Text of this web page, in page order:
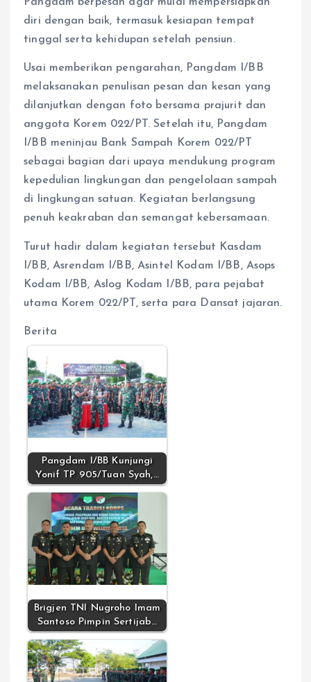
Pangdam berpesan agar mulai mempersiapkan
diri dengan baik, termasuk kesiapan tempat
tinggal serta kehidupan setelah pensiun.
Usai memberikan pengarahan, Pangdam I/BB
melaksanakan penulisan pesan dan kesan yang
dilanjutkan dengan foto bersama prajurit dan
anggota Korem 022/PT. Setelah itu, Pangdam
I/BB meninjau Bank Sampah Korem 022/PT
sebagai bagian dari upaya mendukung program
kepedulian lingkungan dan pengelolaan sampah
di lingkungan satuan. Kegiatan berlangsung
penuh keakraban dan semangat kebersamaan.
Turut hadir dalam kegiatan tersebut Kasdam
I/BB, Asrendam I/BB, Asintel Kodam I/BB, Asops
Kodam I/BB, Aslog Kodam I/BB, para pejabat
utama Korem 022/PT, serta para Dansat jajaran.
Berita
Pangdam I/BB Kunjungi
Yonif TP 905/Tuan Syah,…
Brigjen TNI Nugroho Imam
Santoso Pimpin Sertijab…